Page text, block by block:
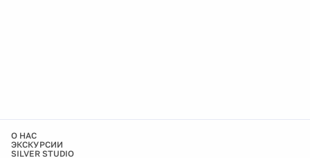
О НАС
ЭКСКУРСИИ
SILVER STUDIO